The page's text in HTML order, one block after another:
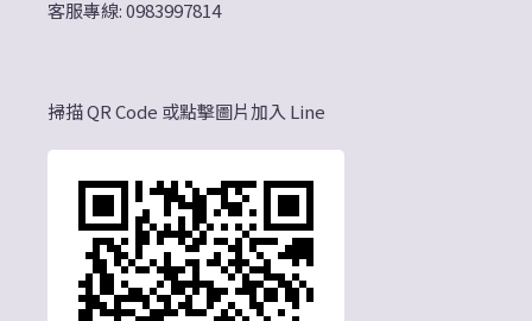
客服專線: 0983997814
掃描 QR Code 或點擊圖片加入 Line